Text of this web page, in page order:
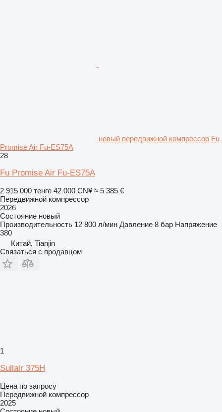
новый передвижной компрессор Fu
Promise Air Fu-ES75A
28
Fu Promise Air Fu-ES75A
2 915 000 тенге 42 000 CN¥ ≈ 5 385 €
Передвижной компрессор
2026
Состояние новый
Производительность 12 800 л/мин Давление 8 бар Напряжение
380
Китай, Tianjin
Связаться с продавцом
1
Sullair 375H
Цена по запросу
Передвижной компрессор
2025